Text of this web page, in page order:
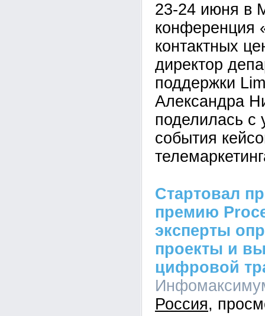
23-24 июня в
конференция
контактных
директор
поддержки
Александра
поделилась с
события
Стартовал
премию
эксперты
проекты и
цифровой
Россия